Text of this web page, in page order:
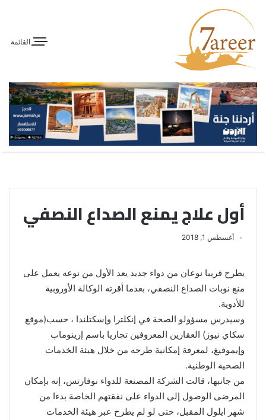
القائمة
أول علاج يمنع الصداع النصفي
أغسطس 1, 2018
يطرح قريبا نوعان من دواء جديد يعد الأول من نوعه يعمل على
منع نوبات الصداع النصفي، بعدما أقرته الوكالة الأوروبية
للأدوية.
وسيدرس مسؤولو الصحة في إنكلترا وإسكتلندا ، حسب(موقع
سكاي نيوز) العقارين المعروفين تجاريا باسم إرينوماب
وإيموفيغ، لمعرفة إمكانية طرحه من خلال هيئة الخدمات
الصحية الوطنية.
من جانبها، قالت الشركة المصنعة للدواء نوفارتس، إنه بإمكان
المرضى الوصول إلى الدواء على نفقتهم الخاصة بدءا من
شهر ايلول المقبل، حتى لو لم يطرح عبر هيئة الخدمات